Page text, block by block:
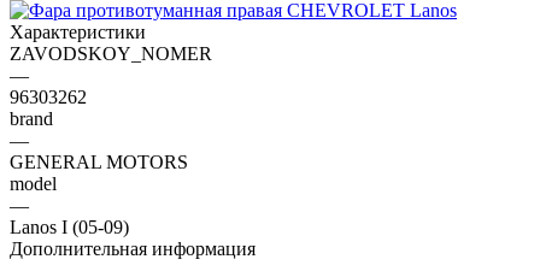
Характеристики
ZAVODSKOY_NOMER
—
96303262
brand
—
GENERAL MOTORS
model
—
Lanos I (05-09)
Дополнительная информация